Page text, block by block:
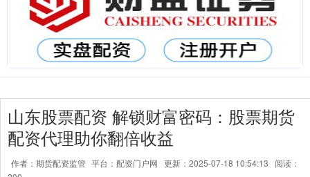
山东股票配资 解锁财富密码：股票期货
配资代理助你翻倍收益
作者：期货配资监管 平台：配资门户网 更新：2025-07-18 10:54:13
阅读：